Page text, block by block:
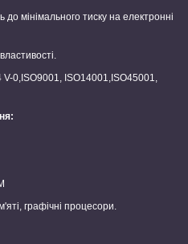
до мінімального тиску на електронні
0,ISO9001, ISO14001,ISO45001,
графічні процесори.